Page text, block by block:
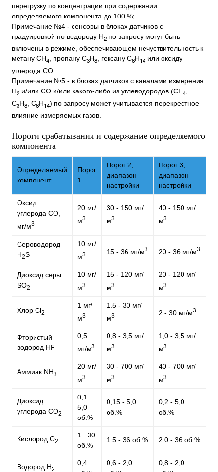
перегрузку по концентрации при содержании
определяемого компонента до 100 %;
Примечание №4 - сенсоры в блоках датчиков с
градуировкой по водороду H2 по запросу могут быть
включены в режиме, обеспечивающем нечуствительность к
метану CH4, пропану C3H8, гексану C6H14 или оксиду
углерода CO;
Примечание №5 - в блоках датчиков с каналами измерения
H2 и/или CO и/или какого-либо из углеводородов (СН4
С3Н8 , С6Н14) по запросу может учитывается перекрестное
влияние измеряемых газов.
Пороги срабатывания и содержание определяемого
компонента
Определяемый
компонент
Порог
1
Порог 2,
диапазон
настройки
Порог 3,
диапазон
настройки
Оксид
углерода CO,
мг/м3
20 мг/
м3
30 - 150 мг/
м3
40 - 150 мг/
м3
Сероводород
H2S
10 мг/
м3 15 - 36 мг/м3 20 - 36 мг/м3
Диоксид серы
SO2
10 мг/
м3
15 - 120 мг/
м3
20 - 120 мг/
м3
Хлор Cl2
1 мг/
м3
1.5 - 30 мг/
м3 2 - 30 мг/м3
Фтористый
водород HF
0,5
мг/м3
0,8 - 3,5 мг/
м3
1,0 - 3,5 мг/
м3
Аммиак NH3
20 мг/
м3
30 - 700 мг/
м3
40 - 700 мг/
м3
Диоксид
углерода CO2
0,1 –
5,0
об.%
0,15 - 5,0
об.%
0,2 - 5,0
об.%
Кислород О2
1 - 30
об.%
1.5 - 36 об.% 2.0 - 36 об.%
Водород H2
0,4
0,6 - 2,0
0,8 - 2,0